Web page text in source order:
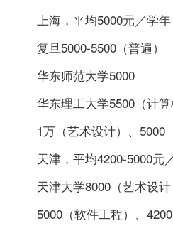
上海，平均5000元／学年
复旦5000-5500（普遍）
华东师范大学5000
华东理工大学5500（计算
1万（艺术设计）、5000（
天津，平均4200-5000元
天津大学8000（艺术设计
5000（软件工程）、4200